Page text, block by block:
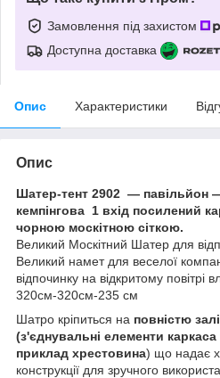
Замовлення під захистом
Доступна доставка
Опис Характеристики
Опис
Шатер-тент 2902 — павільйон
кемпінгова 1 вхід посилений
чорною москітною сіткою.
Великий Москітний Шатер для
Великий намет для веселої
відпочинку на відкритому повітрі
320см-320см-235 см
Шатро кріпиться на повністю
(з'єднувальні елементи
приклад хрестовина) що надає
конструкції для зручного